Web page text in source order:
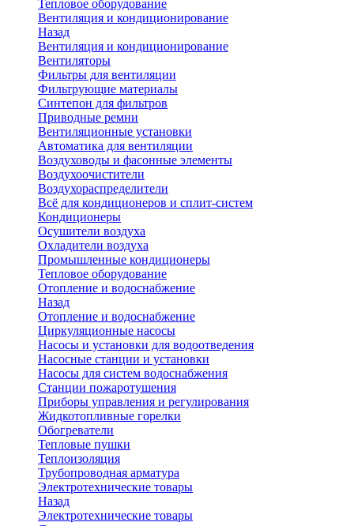
Тепловое оборудование
Вентиляция и кондиционирование
Назад
Вентиляция и кондиционирование
Вентиляторы
Фильтры для вентиляции
Фильтрующие материалы
Синтепон для фильтров
Приводные ремни
Вентиляционные установки
Автоматика для вентиляции
Воздуховоды и фасонные элементы
Воздухоочистители
Воздухораспределители
Всё для кондиционеров и сплит-систем
Кондиционеры
Осушители воздуха
Охладители воздуха
Промышленные кондиционеры
Тепловое оборудование
Отопление и водоснабжение
Назад
Отопление и водоснабжение
Циркуляционные насосы
Насосы и установки для водоотведения
Насосные станции и установки
Насосы для систем водоснабжения
Станции пожаротушения
Приборы управления и регулирования
Жидкотопливные горелки
Обогреватели
Тепловые пушки
Теплоизоляция
Трубопроводная арматура
Электротехнические товары
Назад
Электротехнические товары